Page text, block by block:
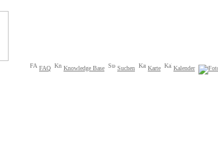
FAQ Knowledge Base Suchen Karte Kalender